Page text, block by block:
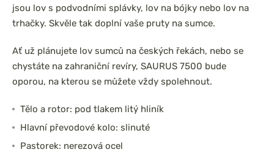
jsou lov s podvodními splávky, lov na bójky nebo lov na
trhačky. Skvěle tak doplní vaše pruty na sumce.
Ať už plánujete lov sumců na českých řekách, nebo se
chystáte na zahraniční revíry, SAURUS 7500 bude
oporou, na kterou se můžete vždy spolehnout.
Tělo a rotor: pod tlakem litý hliník
Hlavní převodové kolo: slinuté
Pastorek: nerezová ocel